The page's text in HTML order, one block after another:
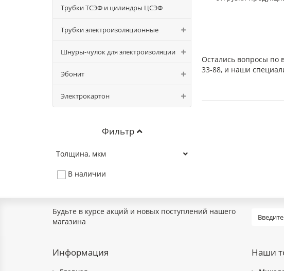
Трубки ТСЭФ и цилиндры ЦСЭФ
Трубки электроизоляционные
Шнуры-чулок для электроизоляции
Эбонит
Электрокартон
Фильтр
Толщина, мкм
В наличии
- при номинальной
- при номинальной
Относительное
Остались вопросы по
33-88, и наши
Будьте в курсе акций и новых поступлений нашего
магазина
Информация Наши